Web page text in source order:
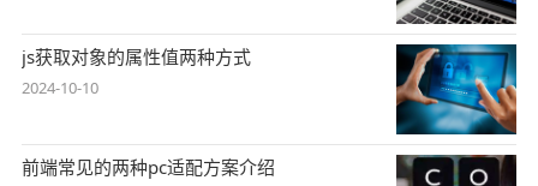
js获取对象的属性值两种方式
2024-10-10
前端常见的两种pc适配方案介绍